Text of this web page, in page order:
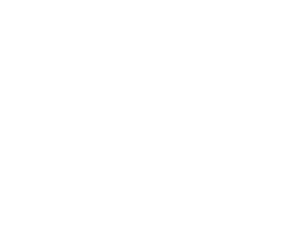
ЗГТ
или
с ИБС или
при ЗГТ